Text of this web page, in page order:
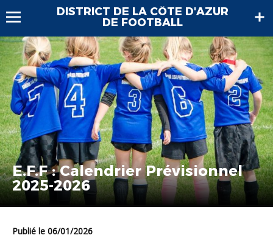
DISTRICT DE LA CÔTE D'AZUR
DE FOOTBALL
E.F.F : Calendrier Prévisionnel
2025-2026
Publié le 06/01/2026